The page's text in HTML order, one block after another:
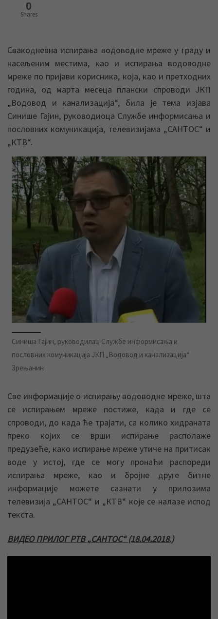
0
Shares
Свакодневна испирања водоводне мреже у граду и
насељеним местима, као и испирања водоводне
мреже по пријави корисника, која, као и претходних
година, од марта месеца плански спроводи ЈКП
„Водовод и канализација“, била је тема изјава
Синише Гајин, руководиоца Службе информисања и
пословних комуникација, телевизијама „САНТОС“ и
„КТВ“.
Синиша Гајин, руководилац Службе информисања и
пословних комуникација ЈКП „Водовод и канализација“
Зрењанин
Све информације о испирању водоводне мреже, шта
се испирањем мреже постиже, када и где се
спроводи, до када ће трајати, са колико хидраната
преко којих се врши испирање располаже
предузеће, како испирање мреже утиче на притисак
воде у истој, где се могу пронаћи распореди
испирања мреже, као и бројне друге битне
информације можете сазнати у прилозима
телевизија „САНТОС“ и „КТВ“ које се налазе испод
текста.
ВИДЕО ПРИЛОГ РТВ „САНТОС“ (18.04.2018.)